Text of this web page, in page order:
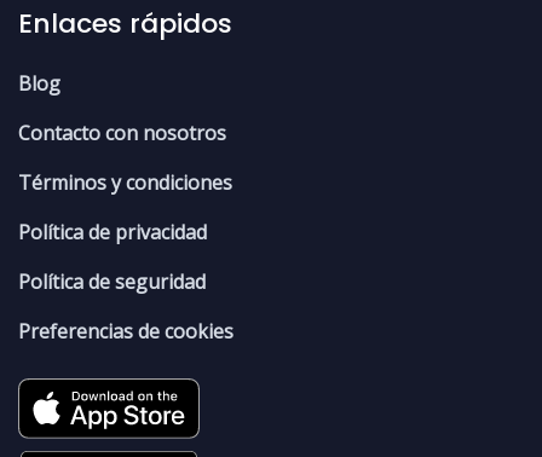
Enlaces rápidos
Blog
Contacto con nosotros
Términos y condiciones
Política de privacidad
Política de seguridad
Preferencias de cookies